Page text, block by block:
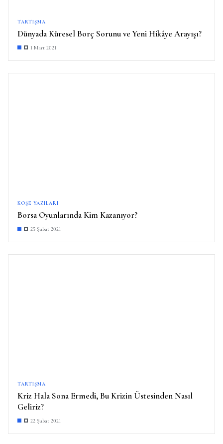
TARTIŞMA
Dünyada Küresel Borç Sorunu ve Yeni Hikâye Arayışı?
1 Mart 2021
KÖŞE YAZILARI
Borsa Oyunlarında Kim Kazanıyor?
25 Şubat 2021
TARTIŞMA
Kriz Hala Sona Ermedi, Bu Krizin Üstesinden Nasıl
Geliriz?
22 Şubat 2021